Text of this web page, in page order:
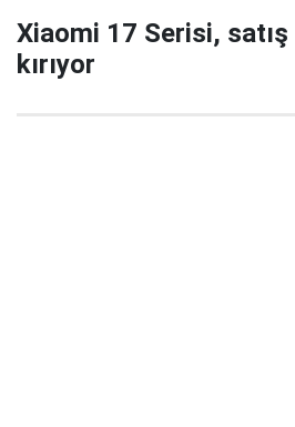
Xiaomi 17 Serisi, satış
kırıyor